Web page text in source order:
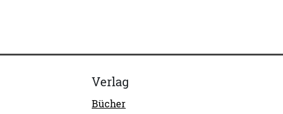
Verlag
Bücher